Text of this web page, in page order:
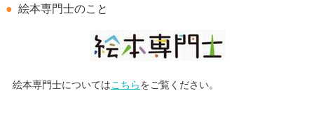
絵本専門士のこと
絵本専門士については こちら をご覧ください。